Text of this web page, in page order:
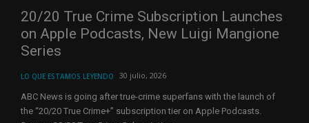
20/20 True Crime Subscription Launches
on Apple Podcasts, New Luigi Mangione
Series
LO QUE ESTAMOS LEYENDO 30 julio, 2026
ABC News is going after true-crime superfans with the launch of
the “20/20 True Crime+” subscription tier on Apple Podcasts.